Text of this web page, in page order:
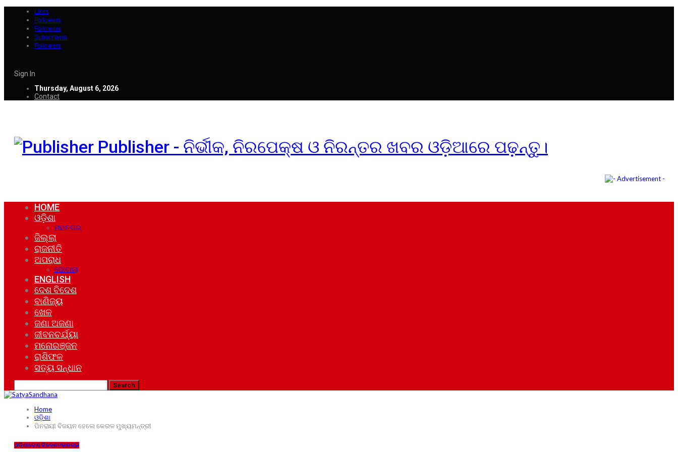
Likes
Followers
Followers
Subscribers
Followers
Sign In
Thursday, August 6, 2026
Contact
Publisher - ନିର୍ଭୀକ, ନିରପେକ୍ଷ ଓ ନିରନ୍ତର ଖବର ଓଡ଼ିଆରେ ପଢ଼ନ୍ତୁ।
HOME
ଓଡ଼ିଶା
ମହାନଗର
ଜିଲ୍ଲା
ରାଜନୀତି
ଅପରାଧ
ଘୋଟାଲା
ENGLISH
ଦେଶ ବିଦେଶ
ବାଣିଜ୍ୟ
ଖେଳ
ଜଣା ଅଜଣା
ଜୀବନଚର୍ଯ୍ୟା
ମନୋରଞ୍ଜନ
ରାଶିଫଳ
ସତ୍ୟ ସନ୍ଧାନ
Home
ଓଡ଼ିଶା
ପିନରାୟୀ ବିଜୟନ ହେଲେ କେରଳ ମୁଖ୍ୟମନ୍ତ୍ରୀ
ଓଡ଼ିଶାଦେଶ ବିଦେଶମହାନଗର